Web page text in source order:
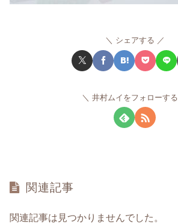
シェアする
井村ムイをフォローする
関連記事
関連記事は見つかりませんでした。